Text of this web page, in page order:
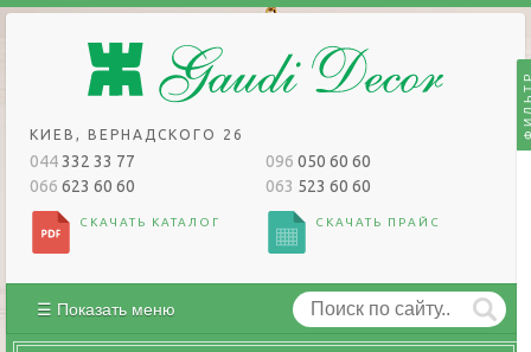
КИЕВ, ВЕРНАДСКОГО 26
044332 33 77 096 050 60 60
066 623 60 60 063 523 60 60
СКАЧАТЬ КАТАЛОГ СКАЧАТЬ ПРАЙС
☰ Показать меню